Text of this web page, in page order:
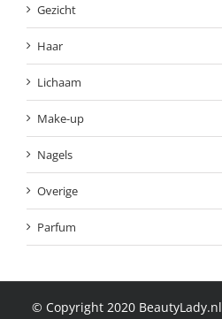
Gezicht
Haar
Lichaam
Make-up
Nagels
Overige
Parfum
© Copyright 2020 BeautyLady.nl